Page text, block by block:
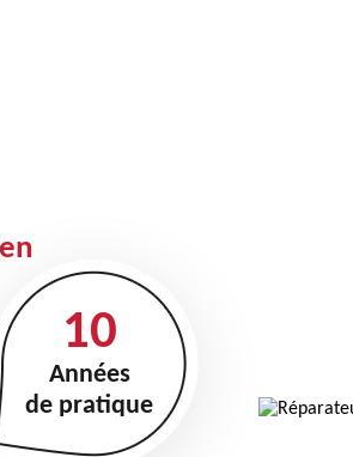
10
Années
de pratique